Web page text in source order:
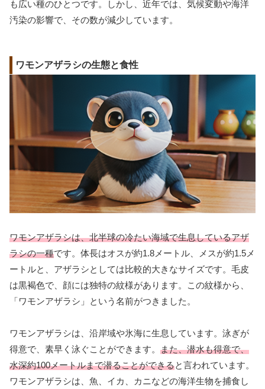
も広い種のひとつです。しかし、近年では、気候変動や海洋
汚染の影響で、その数が減少しています。
ワモンアザラシの生態と食性
ワモンアザラシは、北半球の冷たい海域で生息しているアザ
ラシの一種です。体長はオスが約1.8メートル、メスが約1.5メ
ートルと、アザラシとしては比較的大きなサイズです。毛皮
は黒褐色で、顔には独特の紋様があります。この紋様から、
「ワモンアザラシ」という名前がつきました。
ワモンアザラシは、沿岸域や氷海に生息しています。泳ぎが
得意で、素早く泳ぐことができます。 また、潜水も得意で、
水深約100メートルまで潜ることができると言われています。
ワモンアザラシは、魚、イカ、カニなどの海洋生物を捕食し